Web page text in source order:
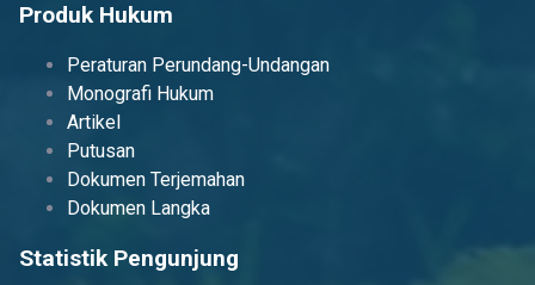
Produk Hukum
Peraturan Perundang-Undangan
Monografi Hukum
Artikel
Putusan
Dokumen Terjemahan
Dokumen Langka
Statistik Pengunjung